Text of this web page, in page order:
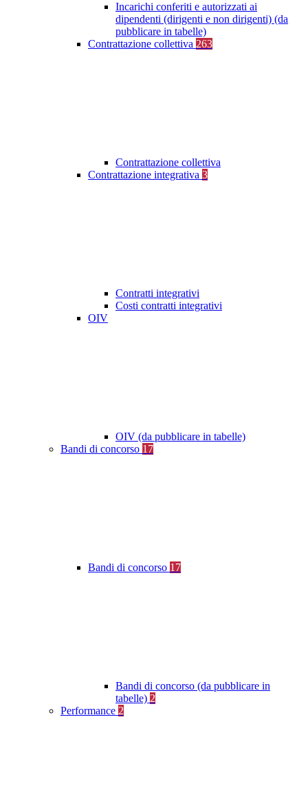
Incarichi conferiti e autorizzati ai
dipendenti (dirigenti e non dirigenti) (da
pubblicare in tabelle)
Contrattazione collettiva 263
Contrattazione collettiva
Contrattazione integrativa 3
Contratti integrativi
Costi contratti integrativi
OIV
OIV (da pubblicare in tabelle)
Bandi di concorso 17
Bandi di concorso 17
Bandi di concorso (da pubblicare in
tabelle) 2
Performance 2